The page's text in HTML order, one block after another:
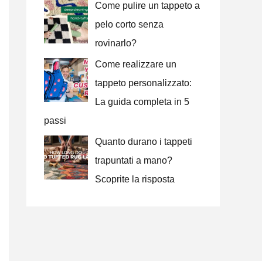
Come pulire un tappeto a
pelo corto senza
rovinarlo?
Come realizzare un
tappeto personalizzato:
La guida completa in 5
passi
Quanto durano i tappeti
trapuntati a mano?
Scoprite la risposta